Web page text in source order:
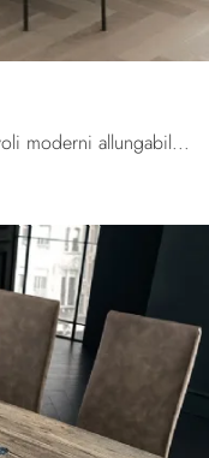
Clicca e scopri una ricca gamma di Tavoli moderni allungabili da pranzo! Il modello Karol di La Primavera ti sta aspettando.